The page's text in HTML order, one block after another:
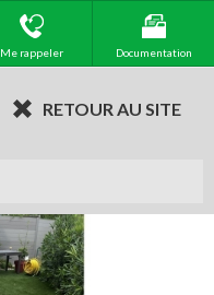
Me rappeler Documentation
RETOUR AU SITE